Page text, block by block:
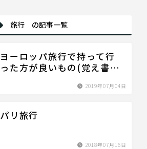
旅行 の記事一覧
ヨーロッパ旅行で持って行
った方が良いもの(覚え書
2019年07月04日
パリ旅行
2018年07月16日